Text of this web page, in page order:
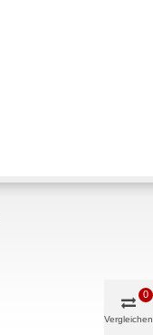
Vergleichen
0